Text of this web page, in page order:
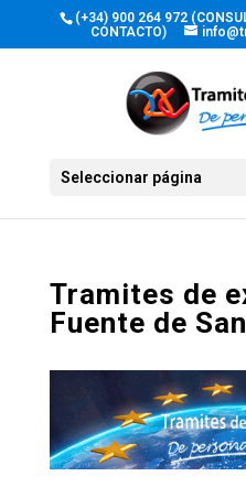
(+34) 900 264 972
CONTACTO)
Seleccionar página
Tramites de
Fuente de